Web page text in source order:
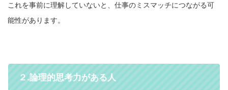
これを事前に理解していないと、仕事のミスマッチにつながる可
能性があります。
２.論理的思考力がある人